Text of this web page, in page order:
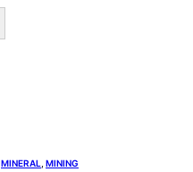
MINERAL MINING